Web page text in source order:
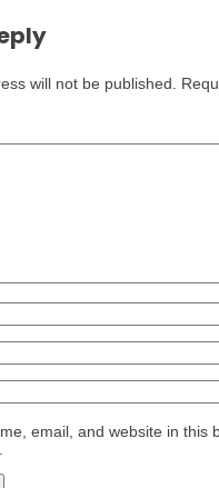
will not be published.
email, and website in this